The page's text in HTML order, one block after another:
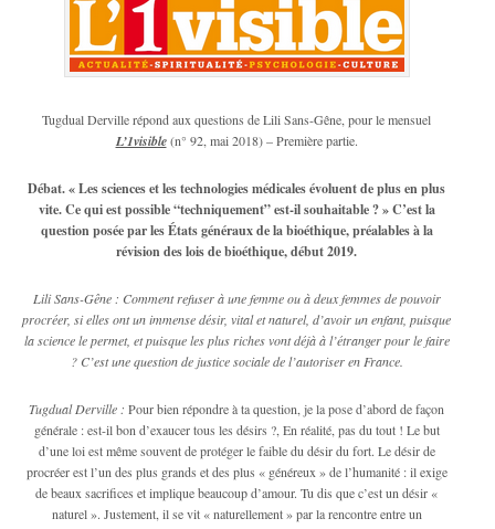
Tugdual Derville répond aux questions de Lili Sans-Gêne, pour le mensuel
L’1visible(n° 92, mai 2018) – Première partie.
Débat. « Les sciences et les technologies médicales évoluent de plus en plus
vite. Ce qui est possible “techniquement” est-il souhaitable ? » C’est la
question posée par les États généraux de la bioéthique, préalables à la
révision des lois de bioéthique, début 2019.
Lili Sans-Gêne : Comment refuser à une femme ou à deux femmes de pouvoir
procréer, si elles ont un immense désir, vital et naturel, d’avoir un enfant, puisque
la science le permet, et puisque les plus riches vont déjà à l’étranger pour le faire
? C’est une question de justice sociale de l’autoriser en France.
Tugdual Derville : Pour bien répondre à ta question, je la pose d’abord de façon
générale : est-il bon d’exaucer tous les désirs ?, En réalité, pas du tout ! Le but
d’une loi est même souvent de protéger le faible du désir du fort. Le désir de
procréer est l’un des plus grands et des plus « généreux » de l’humanité : il exige
de beaux sacrifices et implique beaucoup d’amour. Tu dis que c’est un désir «
naturel ». Justement, il se vit « naturellement » par la rencontre entre un